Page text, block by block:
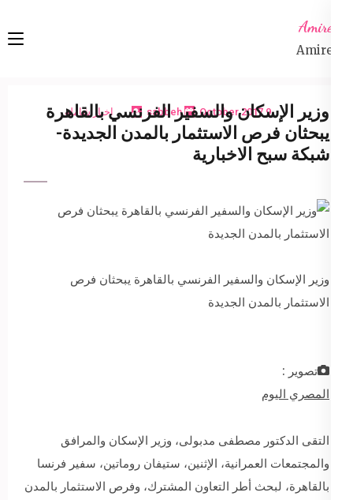
content
Amireta
Amireta
9 October 2017
sabbeh اخبار شاملة
وزير الإسكان والسفير الفرنسي بالقاهرة
يبحثان فرص الاستثمار بالمدن الجديدة-
شبكة سبح الاخبارية
وزير الإسكان والسفير الفرنسي بالقاهرة يبحثان فرص
الاستثمار بالمدن الجديدة
تصوير :
المصري اليوم
التقى الدكتور مصطفى مدبولى، وزير الإسكان والمرافق
والمجتمعات العمرانية، الإثنين، ستيفان روماتين، سفير فرنسا
بالقاهرة، لبحث أطر التعاون المشترك، وفرص الاستثمار بالمدن